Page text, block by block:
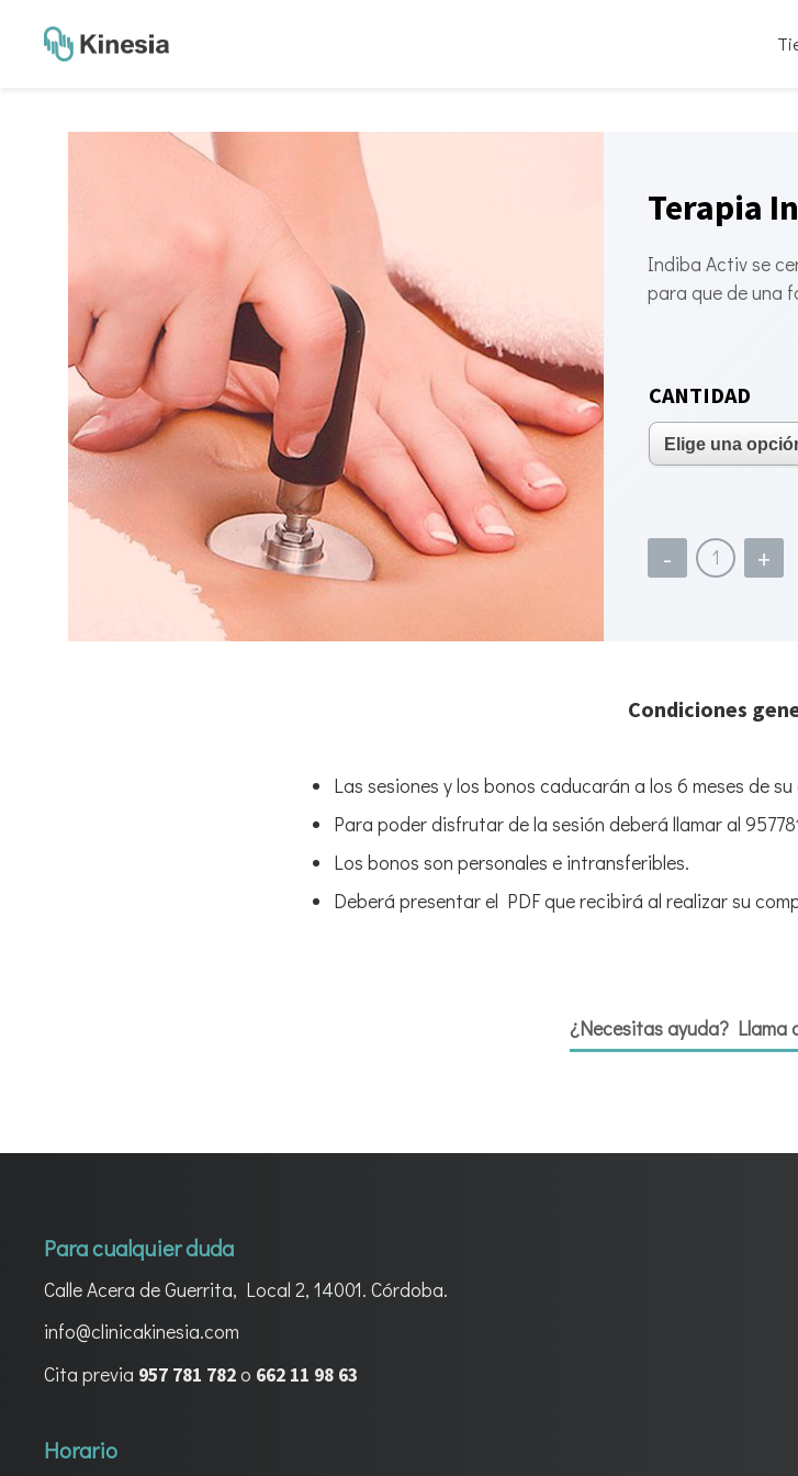
Terapia
Indiba Activ se
para que de una
CANTIDAD
Condiciones
Las sesiones y los bonos caducarán a los 6 meses de
Para poder disfrutar de la sesión deberá llamar al
Los bonos son personales e intransferibles.
Deberá presentar el PDF que recibirá al realizar su
¿Necesitas ayuda? Llama
Para cualquier duda
Calle Acera de Guerrita, Local 2, 14001. Córdoba.
info@clinicakinesia.com
Cita previa 957 781 782o 662 11 98 63
Horario